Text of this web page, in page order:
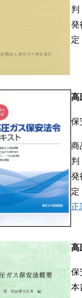
発
高
保
商
発
正
高
保
本